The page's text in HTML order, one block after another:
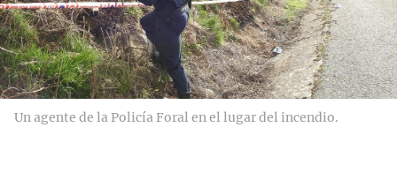
Un agente de la Policía Foral en el lugar del incendio.